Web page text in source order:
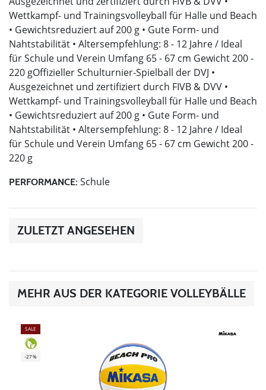
Wettkampf- und Trainingsvolleyball für Halle und Beach
• Gewichtsreduziert auf 200 g • Gute Form- und
Nahtstabilität • Altersempfehlung: 8 - 12 Jahre / Ideal
für Schule und Verein Umfang 65 - 67 cm Gewicht 200 -
220 gOffizieller Schulturnier-Spielball der DVJ •
Ausgezeichnet und zertifiziert durch FIVB & DVV •
Wettkampf- und Trainingsvolleyball für Halle und Beach
• Gewichtsreduziert auf 200 g • Gute Form- und
Nahtstabilität • Altersempfehlung: 8 - 12 Jahre / Ideal
für Schule und Verein Umfang 65 - 67 cm Gewicht 200 -
220 g
PERFORMANCE: Schule
ZULETZT ANGESEHEN
MEHR AUS DER KATEGORIE VOLLEYBÄLLE
SALE
-27%